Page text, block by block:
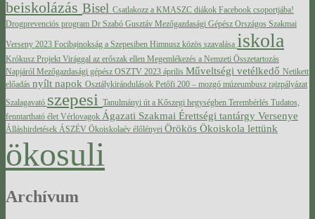
beiskolázás Bisel Csatlakozz a KMASZC diákok Facebook csoportjába!
Drogprevenciós program Dr Szabó Gusztáv Mezőgazdasági Gépész Országos Szakmai
Verseny 2023 Focibajnokság a Szepesiben Himnusz közös szavalása iskola
Krókusz Projekt Virággal az erőszak ellen Megemlékezés a Nemzeti Összetartozás
Napjáról Mezőgazdasági gépész OSZTV 2023 április Műveltségi vetélkedő Netikett
előadás nyílt napok Osztálykirándulások Petőfi 200 – mozgó múzeumbusz rajzpályázat
Szalagavató szepesi Tanulmányi út a Kőszegi hegységben Terembérlés Tudatos,
fenntartható élet Vérlovagok Ágazati Szakmai Érettségi tantárgy Versenye
Álláshirdetések ÁSZÉV Ökoiskolaév élőlényei Örökös Ökoiskola lettünk
ökosuli
Archívum